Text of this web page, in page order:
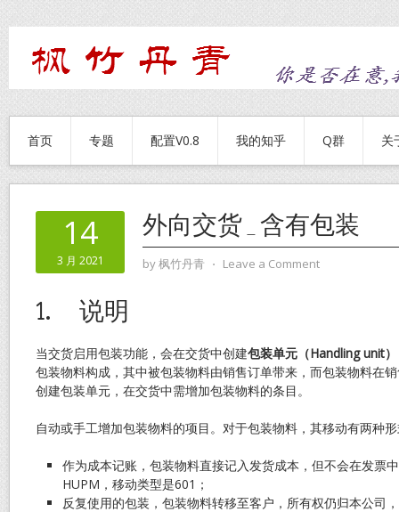
首页 专题 配置V0.8 我的知乎 Q群 关
14
3 月 2021
外向交货_含有包装
by枫竹丹青 ⋅ Leave a Comment
1. 说明
当交货启用包装功能，会在交货中创建包装单元（Handling unit）
包装物料构成，其中被包装物料由销售订单带来，而包装物料在
创建包装单元，在交货中需增加包装物料的条目。
自动或手工增加包装物料的项目。对于包装物料，其移动有两种
作为成本记账，包装物料直接记入发货成本，但不会在发票
HUPM，移动类型是601；
反复使用的包装，包装物料转移至客户，所有权仍归本公司